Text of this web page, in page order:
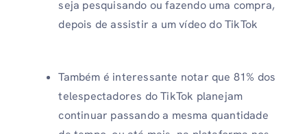
seja pesquisando ou fazendo uma compra,
depois de assistir a um vídeo do TikTok
Também é interessante notar que 81% dos
telespectadores do TikTok planejam
continuar passando a mesma quantidade